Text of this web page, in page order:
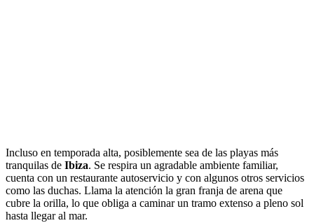
Incluso en temporada alta, posiblemente sea de las playas más
tranquilas de Ibiza. Se respira un agradable ambiente familiar,
cuenta con un restaurante autoservicio y con algunos otros servicios
como las duchas. Llama la atención la gran franja de arena que
cubre la orilla, lo que obliga a caminar un tramo extenso a pleno sol
hasta llegar al mar.